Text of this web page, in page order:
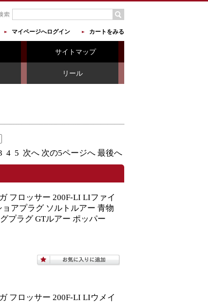
マイページへログイン カートをみる
サイトマップ
リール
4 5 次へ 次の5ページへ 最後へ
フロッサー 200F-LI LIファイ
アプラグ ソルトルアー 青物
プラグ GTルアー ポッパー
フロッサー 200F-LI LIウメイ